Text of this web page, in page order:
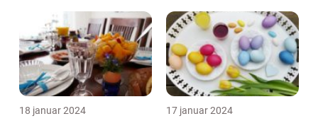
18 januar 2024 17 januar 2024